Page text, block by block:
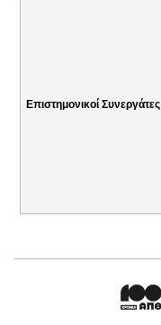
Επιστημονικοί Συνεργάτες